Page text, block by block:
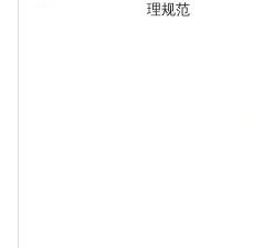
理规范